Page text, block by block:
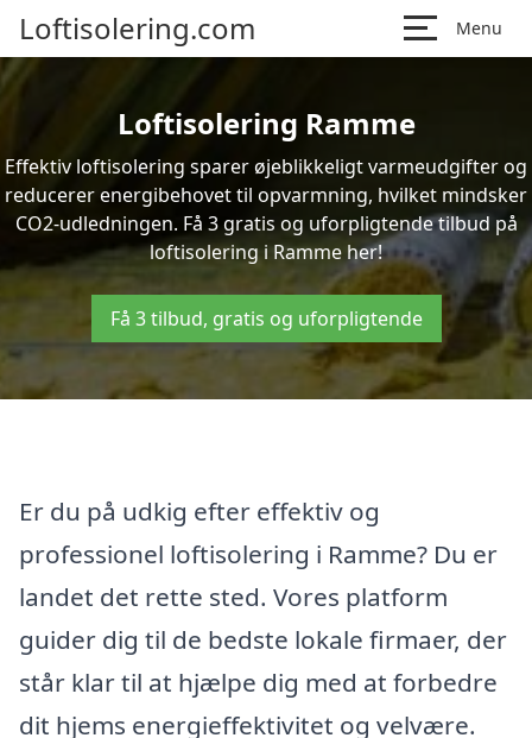
Loftisolering.com Menu
Loftisolering Ramme
Effektiv loftisolering sparer øjeblikkeligt varmeudgifter og
reducerer energibehovet til opvarmning, hvilket mindsker
CO2-udledningen. Få 3 gratis og uforpligtende tilbud på
loftisolering i Ramme her!
Få 3 tilbud, gratis og uforpligtende
Er du på udkig efter effektiv og
professionel loftisolering i Ramme? Du er
landet det rette sted. Vores platform
guider dig til de bedste lokale firmaer, der
står klar til at hjælpe dig med at forbedre
dit hjems energieffektivitet og velvære.